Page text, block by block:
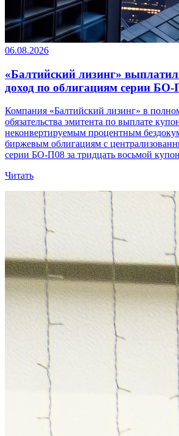
06.08.2026
«Балтийский лизинг»
доход по облигациям серии БО-
Компания «Балтийский лизинг» в
обязательства эмитента по выплате
неконвертируемым процентным
биржевым облигациям с
серии БО-П08 за тридцать восьмой
Читать